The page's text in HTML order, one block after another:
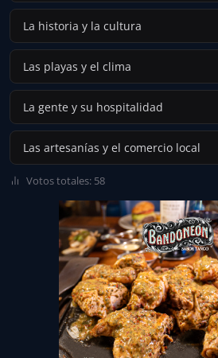
La historia y la cultura
Las playas y el clima
La gente y su hospitalidad
Las artesanías y el comercio local
Votos totales: 58